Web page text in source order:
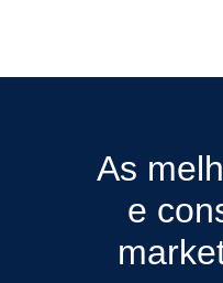
As
e